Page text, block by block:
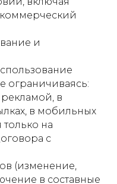
и
ограничиваясь:
рекламой, в
в мобильных
на
с
(изменение,
в составные